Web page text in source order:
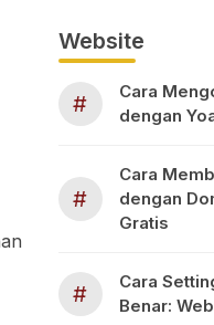
Website
#
Cara
dengan
#
Cara
dengan
Gratis
#
Cara
Benar: